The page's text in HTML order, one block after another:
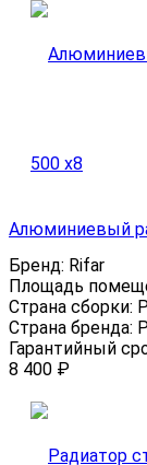
Алюминиевый
Бренд: Rifar
Площадь
Страна сборки:
Страна бренда:
Гарантийный
8 400 ₽